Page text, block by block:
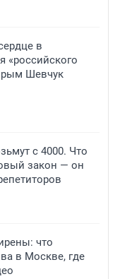
в
«российского
Шевчук
с 4000. Что
закон — он
что
в Москве, где